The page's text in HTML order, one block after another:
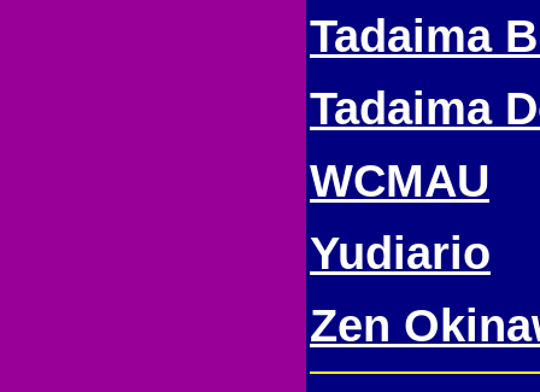
Tadaima
Tadaima
WCMAU
Yudiario
Zen